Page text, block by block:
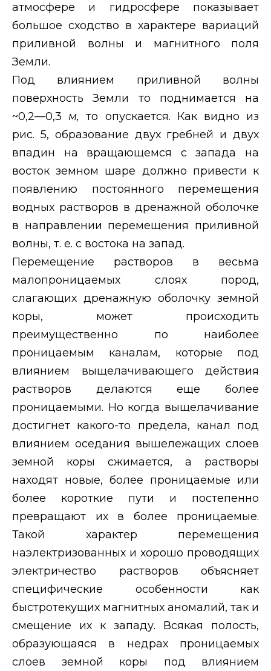
атмосфере и гидросфере показывает
большое сходство в характере вариаций
приливной волны и магнитного поля
Земли.
Под влиянием приливной волны
поверхность Земли то поднимается на
~0,2—0,3 м,то опускается. Как видно из
рис. 5, образование двух гребней и двух
впадин на вращающемся с запада на
восток земном шаре должно привести к
появлению постоянного перемещения
водных растворов в дренажной оболочке
в направлении перемещения приливной
волны, т. е. с востока на запад.
Перемещение растворов в весьма
малопроницаемых слоях пород,
слагающих дренажную оболочку земной
коры, может происходить
преимущественно по наиболее
проницаемым каналам, которые под
влиянием выщелачивающего действия
растворов делаются еще более
проницаемыми. Но когда выщелачивание
достигнет какого-то предела, канал под
влиянием оседания вышележащих слоев
земной коры сжимается, а растворы
находят новые, более проницаемые или
более короткие пути и постепенно
превращают их в более проницаемые.
Такой характер перемещения
наэлектризованных и хорошо проводящих
электричество растворов объясняет
специфические особенности как
быстротекущих магнитных аномалий, так и
смещение их к западу. Всякая полость,
образующаяся в недрах проницаемых
слоев земной коры под влиянием